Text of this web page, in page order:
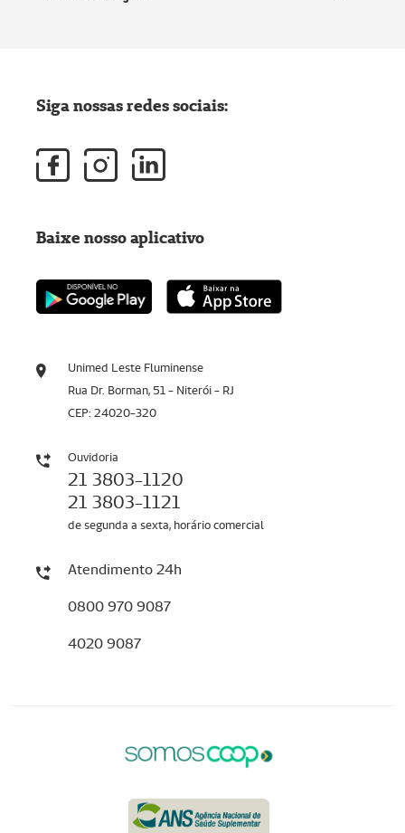
Unimed Leste Fluminense
Rua Dr. Borman, 51 - Niterói - RJ
CEP: 24020-320
Ouvidoria
21 3803-1120
21 3803-1121
de segunda a sexta, horário comercial
Atendimento 24h
0800 970 9087
4020 9087
Siga nossas redes sociais:
Baixe nosso aplicativo